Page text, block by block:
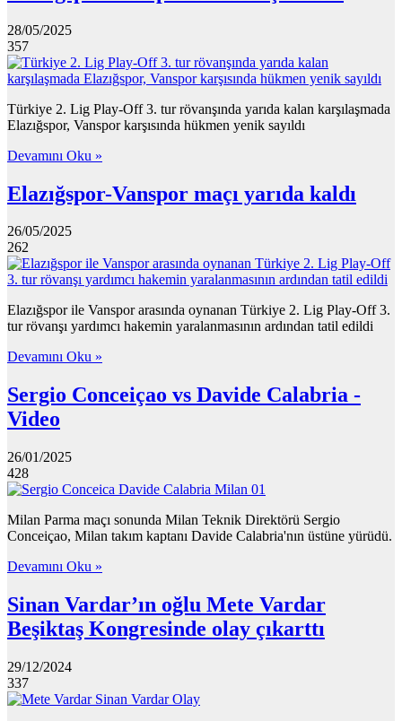
28/05/2025
357
Türkiye 2. Lig Play-Off 3. tur rövanşında yarıda kalan karşılaşmada
Elazığspor, Vanspor karşısında hükmen yenik sayıldı
Devamını Oku »
Elazığspor-Vanspor maçı yarıda kaldı
26/05/2025
262
Elazığspor ile Vanspor arasında oynanan Türkiye 2. Lig Play-Off 3.
tur rövanşı yardımcı hakemin yaralanmasının ardından tatil edildi
Devamını Oku »
Sergio Conceiçao vs Davide Calabria -
Video
26/01/2025
428
Milan Parma maçı sonunda Milan Teknik Direktörü Sergio
Conceiçao, Milan takım kaptanı Davide Calabria'nın üstüne yürüdü.
Devamını Oku »
Sinan Vardar’ın oğlu Mete Vardar
Beşiktaş Kongresinde olay çıkarttı
29/12/2024
337